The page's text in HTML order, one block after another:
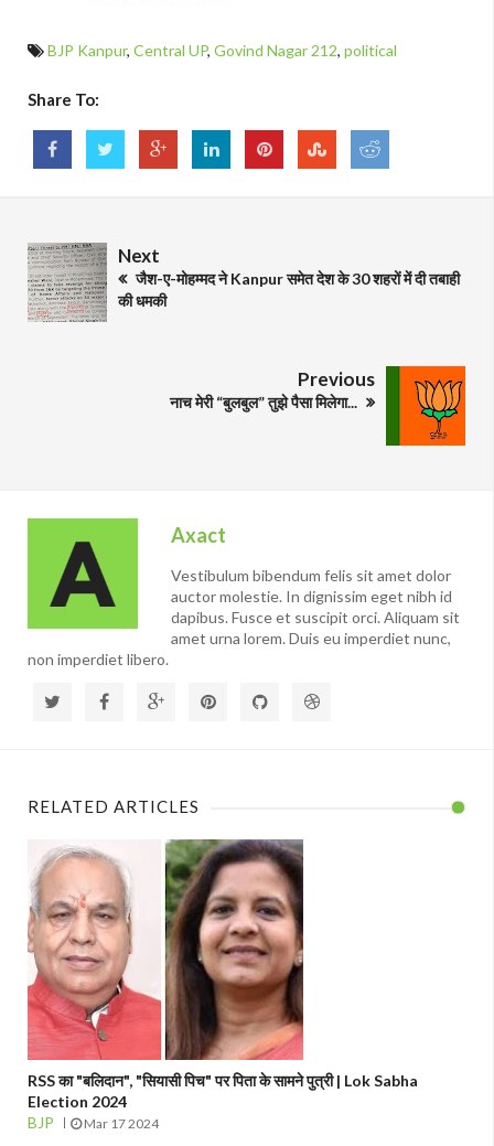
BJP Kanpur, Central UP, Govind Nagar 212, political
Share To:
Next
जैश-ए-मोहम्मद ने Kanpur समेत देश के 30 शहरों में दी तबाही
की धमकी
Previous
नाच मेरी “बुलबुल” तुझे पैसा मिलेगा...
Axact
Vestibulum bibendum felis sit amet dolor
auctor molestie. In dignissim eget nibh id
dapibus. Fusce et suscipit orci. Aliquam sit
amet urna lorem. Duis eu imperdiet nunc,
non imperdiet libero.
RELATED ARTICLES
RSS का "बलिदान", "सियासी पिच" पर पिता के सामने पुत्री | Lok Sabha
Election 2024
BJP
Mar 17 2024